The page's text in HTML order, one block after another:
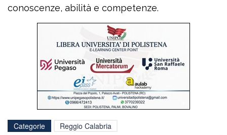
conoscenze, abilità e competenze.
Categorie Reggio Calabria